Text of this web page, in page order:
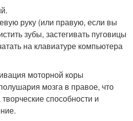
руку (или правую, если вы
зубы, застегивать пуговицы
на клавиатуре компьютера
моторной коры
мозга в правое, что
способности и